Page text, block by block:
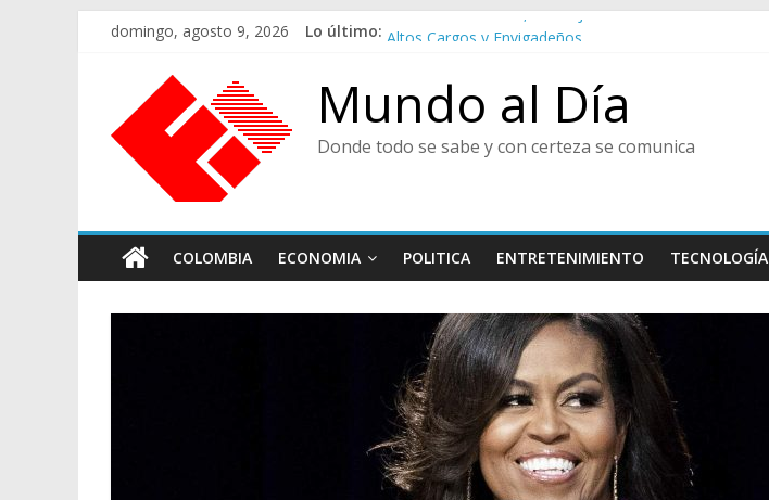
Saltardomingo, agosto 9, 2026 Lo último: De Cara al Porvenir, Pedro Juan González
Café Presidencial
Ministra de Cultura y Centro de Historia de Envigado
Mundo al Día
Donde todo se sabe y con certeza se comunica
COLOMBIA ECONOMIA POLITICA ENTRETENIMIENTO TECNOLOGÍA